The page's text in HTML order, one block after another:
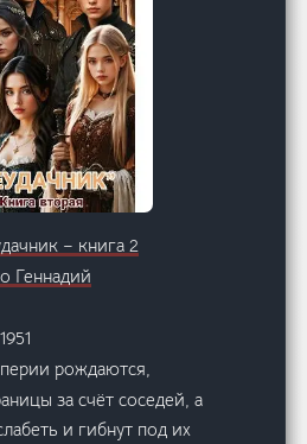
– книга 2
Геннадий
1951
рождаются,
за счёт соседей, а
и гибнут под их